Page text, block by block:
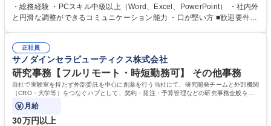
プの業務内容】 ・人事制度関連 ・採用活動 ・教育研修の企画、実行 ・勤
怠管理 ・官公庁への各種提出 ・法定の会議運営（評議員会、理事会） ・
管理 ・福利厚生関連 ・職員からの問合せ、相談対応 ・その他日常の総務
業務全般 募集職種 【東京／文京区】公益財団法人の総務人事業務／年間
休日125日
・総務経験 ・PCスキル中級以上（Word、Excel、PowerPoint） ・社内外
と円滑な調整ができるコミュニケーション能力 ・口が堅い方 ■歓迎要件
正社員
サノダインセラピューティクス株式会社
研究事務【フルリモート・時短勤務可】 その他事務
自社で実験室を持たず外部委託を中心に創薬を行う当社にて、研究開発チームと外部機関
（CRO・大学等）をつなぐハブとして、契約・発注・予算管理などの研究事務全般をお
任せします。
月給
30万円以上